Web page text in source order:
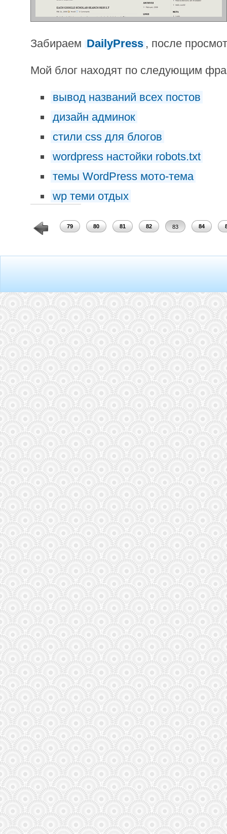
Забираем DailyPress , после
Мой блог находят по следующим
вывод названий всех постов
дизайн админок
стили css для блогов
wordpress настойки robots.txt
темы WordPress мото-тема
wp теми отдых
78 79 80 81 82 83 84